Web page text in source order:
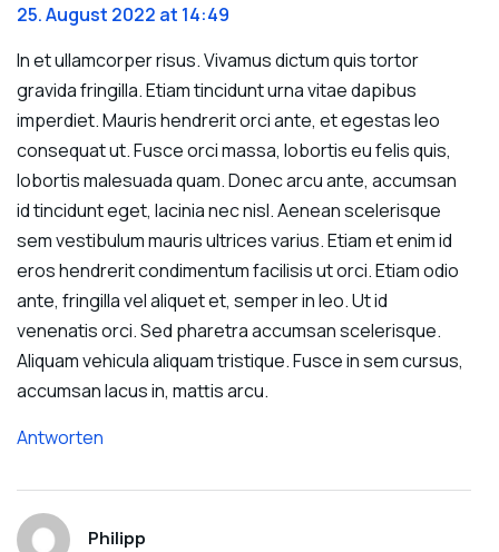
25. August 2022 at 14:49
In et ullamcorper risus. Vivamus dictum quis tortor
gravida fringilla. Etiam tincidunt urna vitae dapibus
imperdiet. Mauris hendrerit orci ante, et egestas leo
consequat ut. Fusce orci massa, lobortis eu felis quis,
lobortis malesuada quam. Donec arcu ante, accumsan
id tincidunt eget, lacinia nec nisl. Aenean scelerisque
sem vestibulum mauris ultrices varius. Etiam et enim id
eros hendrerit condimentum facilisis ut orci. Etiam odio
ante, fringilla vel aliquet et, semper in leo. Ut id
venenatis orci. Sed pharetra accumsan scelerisque.
Aliquam vehicula aliquam tristique. Fusce in sem cursus,
accumsan lacus in, mattis arcu.
Antworten
Philipp